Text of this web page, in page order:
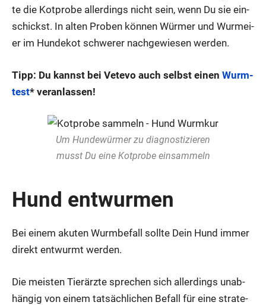
te die Kot­pro­be aller­dings nicht sein, wenn Du sie ein­
schickst. In alten Pro­ben kön­nen Wür­mer und Wurm­ei­
er im Hun­de­kot schwe­rer nach­ge­wie­sen wer­den.
Tipp: Du kannst bei Vete­vo auch selbst einen Wurm­
test* ver­an­las­sen!
Um Hun­de­wür­mer zu dia­gnos­ti­zie­ren
musst Du eine Kot­pro­be ein­sam­meln
Hund ent­wur­men
Bei einem aku­ten Wurm­be­fall soll­te Dein Hund immer
direkt ent­wurmt wer­den.
Die meis­ten Tier­ärz­te spre­chen sich aller­dings unab­
hän­gig von einem tat­säch­li­chen Befall für eine stra­te­